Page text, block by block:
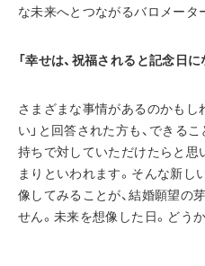
な未来へとつながるバロメータ
「幸せは、祝福されると記念日に
さまざまな事情があるのかもし
い」と回答された方も、できる
持ちで対していただけたらと思
まりといわれます。そんな新し
像してみることが、結婚願望の
せん。未来を想像した日。どう